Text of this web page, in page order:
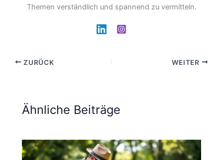
Themen verständlich und spannend zu vermitteln.
ZURÜCK WEITER
Ähnliche Beiträge